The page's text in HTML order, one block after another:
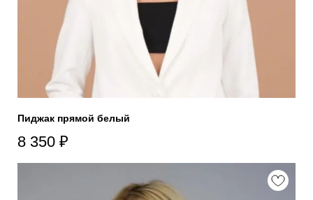
Пиджак прямой белый
8 350 ₽